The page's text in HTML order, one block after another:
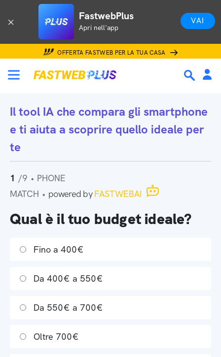
FastwebPlus
Apri nell'app
VAI
OFFERTA FASTWEB PER LA TUA CASA
Il tool IA che compara gli smartphone
e ti aiuta a scoprire quello ideale per
te
1 /9 • PHONE
MATCH • powered byFASTWEBAI
Qual è il tuo budget ideale?
Fino a 400€
Da 400€ a 550€
Da 550€ a 700€
Oltre 700€